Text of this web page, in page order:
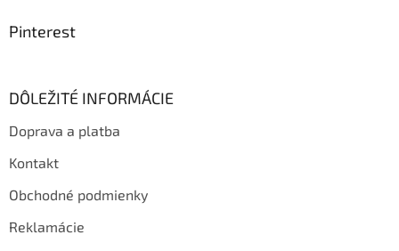
Pinterest
DÔLEŽITÉ INFORMÁCIE
Doprava a platba
Kontakt
Obchodné podmienky
Reklamácie